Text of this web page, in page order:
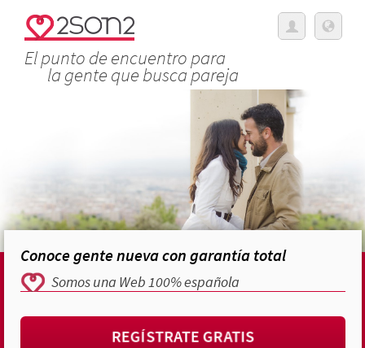
El punto de encuentro para
la gente que busca pareja
Conoce gente nueva con garantía total
Somos una Web 100% española
REGÍSTRATE GRATIS